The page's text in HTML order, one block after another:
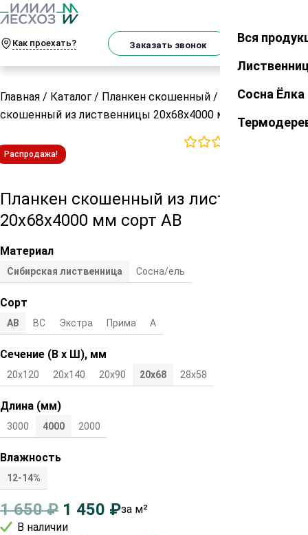
Как проехать? Заказать звонок Закрыть
Вся
Сосна Ёлка
Главная / Каталог / Планкен скошенный /
Планкен
скошенный из лиственницы 20х68х4000 мм сорт АВ
Распродажа!
Планкен скошенный из лиственницы
20х68х4000 мм сорт АВ
Материал
Сибирская лиственница Сосна/ель
Сорт
АВ ВС Экстра Прима А
Сечение (В х Ш), мм
20х120 20х140 20х90 20х68 28х58
Длина (мм)
3000 4000 2000
Влажность
12-14%
1 650₽ 1 450 ₽за м²
В наличии